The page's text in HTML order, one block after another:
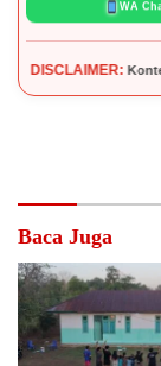
WA
Konten
Baca Juga